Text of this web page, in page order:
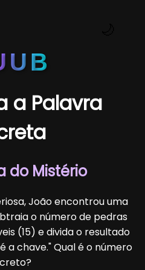
a Palavra
do Mistério
João encontrou uma
o número de pedras
(15) e divida o resultado
a chave." Qual é o número